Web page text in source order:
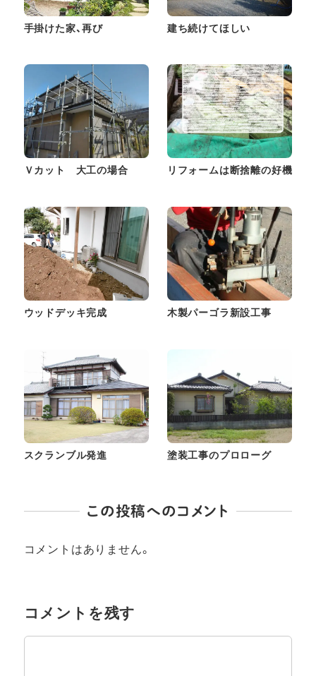
手掛けた家、再び 建ち続けてほしい
Ｖカット 大工の場合 リフォームは断捨離の好機
ウッドデッキ完成 木製パーゴラ新設工事
スクランブル発進 塗装工事のプロローグ
この投稿へのコメント
コメントはありません。
コメントを残す